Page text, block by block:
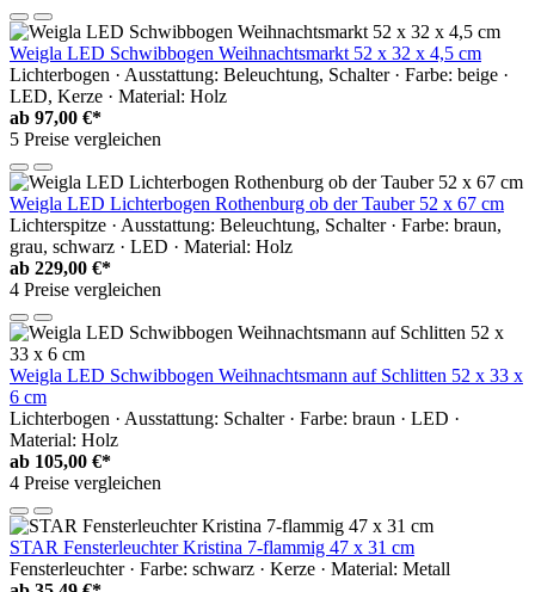
Weigla LED Schwibbogen Weihnachtsmarkt 52 x 32 x 4,5 cm
Lichterbogen · Ausstattung: Beleuchtung, Schalter · Farbe: beige ·
LED, Kerze · Material: Holz
ab 97,00 €*
5 Preise vergleichen
Weigla LED Lichterbogen Rothenburg ob der Tauber 52 x 67 cm
Lichterspitze · Ausstattung: Beleuchtung, Schalter · Farbe: braun,
grau, schwarz · LED · Material: Holz
ab 229,00 €*
4 Preise vergleichen
Weigla LED Schwibbogen Weihnachtsmann auf Schlitten 52 x 33 x
6 cm
Lichterbogen · Ausstattung: Schalter · Farbe: braun · LED ·
Material: Holz
ab 105,00 €*
4 Preise vergleichen
STAR Fensterleuchter Kristina 7-flammig 47 x 31 cm
Fensterleuchter · Farbe: schwarz · Kerze · Material: Metall